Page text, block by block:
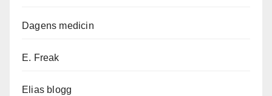
Dagens medicin
E. Freak
Elias blogg